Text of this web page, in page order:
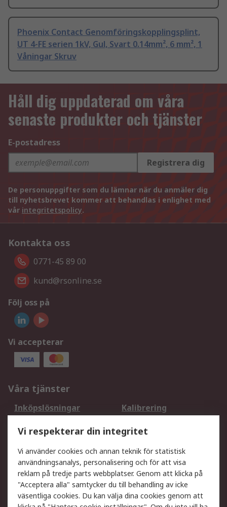
Phoenix Contact Genomföringskopplingsplint,
UT 4-FE serien 1kV, Gul, Svart 0.14mm², 6 mm², 1
Våningar Skruv
Håll dig uppdaterad om våra
senaste produkter och tjänster
E-postadress
Registrera dig
De personuppgifter som du lämnar när du anmäler dig
till nyhetsbrevet kommer att behandlas i enlighet med
vår integritetspolicy.
Kontakta oss
0771-45 89 00
kund@rsonline.se
Följ oss på
Vi accepterar
Våra tjänster
Inköpslösningar
Kalibrering
DesignSpark
Teknisk Support
Ditt lokala säljteam
Exportlösningar
Support
Få hjälp
Retur av varor
Vi respekterar din integritet
Vi använder cookies och annan teknik för statistisk
användningsanalys, personalisering och för att visa
reklam på tredje parts webbplatser. Genom att klicka på
"Acceptera alla" samtycker du till behandling av icke
väsentliga cookies. Du kan välja dina cookies genom att